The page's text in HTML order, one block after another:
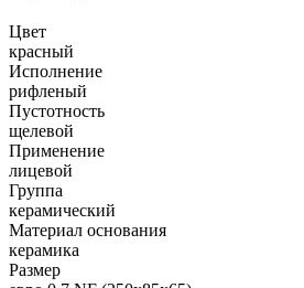
Цвет
красный
Исполнение
рифленый
Пустотность
щелевой
Применение
лицевой
Группа
керамический
Материал основания
керамика
Размер